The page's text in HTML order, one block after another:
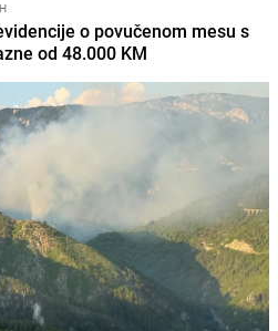
o povučenom mesu s
od 48.000 KM